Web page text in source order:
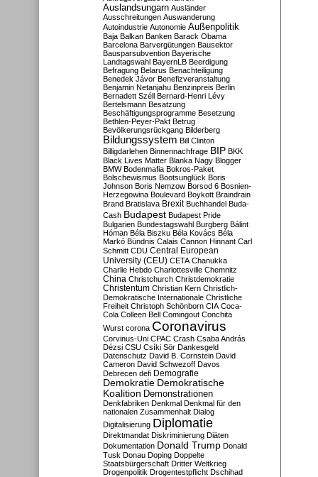
Auslandsungarn Ausländer
Ausschreitungen Auswanderung
Autoindustrie Autonomie Außenpolitik
Baja Balkan Banken Barack Obama
Barcelona Barvergütungen Bausektor
Bausparsubvention Bayerische
Landtagswahl BayernLB Beerdigung
Befragung Belarus Benachteiligung
Benedek Jávor Benefizveranstaltung
Benjamin Netanjahu Benzinpreis Berlin
Bernadett Széll Bernard-Henri Lévy
Bertelsmann Besatzung
Beschäftigungsprogramme Besetzung
Bethlen-Peyer-Pakt Betrug
Bevölkerungsrückgang Bilderberg
Bildungssystem Bill Clinton
Billigdarlehen Binnennachfrage BIP BKK
Black Lives Matter Blanka Nagy Blogger
BMW Bodenmafia Bokros-Paket
Bolschewismus Bootsunglück Boris
Johnson Boris Nemzow Borsod 6 Bosnien-
Herzegowina Boulevard Boykott Braindrain
Brand Bratislava Brexit Buchhandel Buda-
Cash Budapest Budapest Pride
Bulgarien Bundestagswahl Burgberg Bálint
Hóman Béla Biszku Béla Kovács Béla
Markó Bündnis Calais Cannon Hinnant Carl
Schmitt CDU Central European
University (CEU) CETA Chanukka
Charlie Hebdo Charlottesville Chemnitz
China Christchurch Christdemokratie
Christentum Christian Kern Christlich-
Demokratische Internationale Christliche
Freiheit Christoph Schönborn CIA Coca-
Cola Colleen Bell Comingout Conchita
Wurst corona Coronavirus
Corvinus-Uni CPAC Crash Csaba András
Dézsi CSU Csíki Sör Dankesgeld
Datenschutz David B. Cornstein David
Cameron David Schwezoff Davos
Debrecen defi Demografie
Demokratie Demokratische
Koalition Demonstrationen
Denkfabriken Denkmal Denkmal für den
nationalen Zusammenhalt Dialog
Digitalisierung Diplomatie
Direktmandat Diskriminierung Diäten
Dokumentation Donald Trump Donald
Tusk Donau Doping Doppelte
Staatsbürgerschaft Dritter Weltkrieg
Drogenpolitik Drogentestpflicht Dschihad